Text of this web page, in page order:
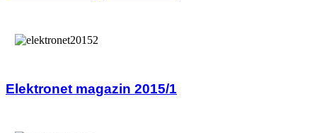
Elektronet magazin 2015/1